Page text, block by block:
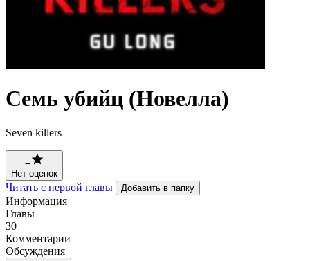
Семь убийц (Новелла)
Seven killers
--
Нет оценок
Читать с первой главы Добавить в папку
Информация
Главы
30
Комментарии
Обсуждения